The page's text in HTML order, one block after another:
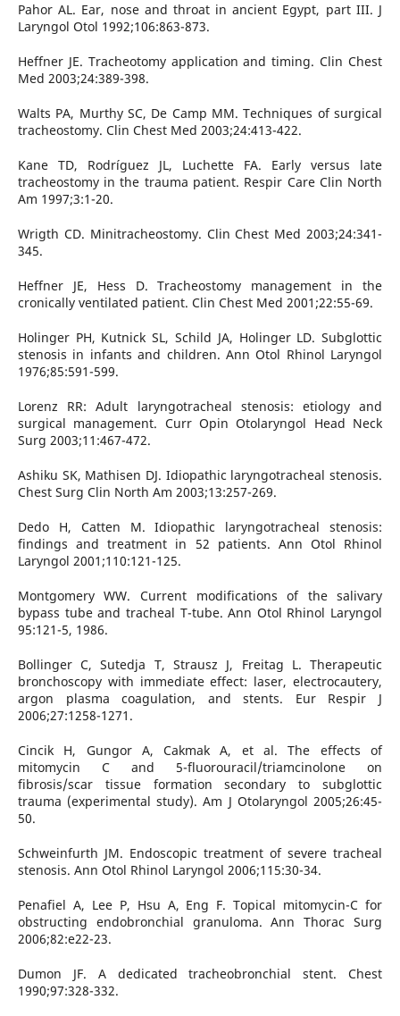
Pahor AL. Ear, nose and throat in ancient Egypt, part III. J
Laryngol Otol 1992;106:863-873.
Heffner JE. Tracheotomy application and timing. Clin Chest
Med 2003;24:389-398.
Walts PA, Murthy SC, De Camp MM. Techniques of surgical
tracheostomy. Clin Chest Med 2003;24:413-422.
Kane TD, Rodríguez JL, Luchette FA. Early versus late
tracheostomy in the trauma patient. Respir Care Clin North
Am 1997;3:1-20.
Wrigth CD. Minitracheostomy. Clin Chest Med 2003;24:341-
345.
Heffner JE, Hess D. Tracheostomy management in the
cronically ventilated patient. Clin Chest Med 2001;22:55-69.
Holinger PH, Kutnick SL, Schild JA, Holinger LD. Subglottic
stenosis in infants and children. Ann Otol Rhinol Laryngol
1976;85:591-599.
Lorenz RR: Adult laryngotracheal stenosis: etiology and
surgical management. Curr Opin Otolaryngol Head Neck
Surg 2003;11:467-472.
Ashiku SK, Mathisen DJ. Idiopathic laryngotracheal stenosis.
Chest Surg Clin North Am 2003;13:257-269.
Dedo H, Catten M. Idiopathic laryngotracheal stenosis:
findings and treatment in 52 patients. Ann Otol Rhinol
Laryngol 2001;110:121-125.
Montgomery WW. Current modifications of the salivary
bypass tube and tracheal T-tube. Ann Otol Rhinol Laryngol
95:121-5, 1986.
Bollinger C, Sutedja T, Strausz J, Freitag L. Therapeutic
bronchoscopy with immediate effect: laser, electrocautery,
argon plasma coagulation, and stents. Eur Respir J
2006;27:1258-1271.
Cincik H, Gungor A, Cakmak A, et al. The effects of
mitomycin C and 5-fluorouracil/triamcinolone on
fibrosis/scar tissue formation secondary to subglottic
trauma (experimental study). Am J Otolaryngol 2005;26:45-
50.
Schweinfurth JM. Endoscopic treatment of severe tracheal
stenosis. Ann Otol Rhinol Laryngol 2006;115:30-34.
Penafiel A, Lee P, Hsu A, Eng F. Topical mitomycin-C for
obstructing endobronchial granuloma. Ann Thorac Surg
2006;82:e22-23.
Dumon JF. A dedicated tracheobronchial stent. Chest
1990;97:328-332.